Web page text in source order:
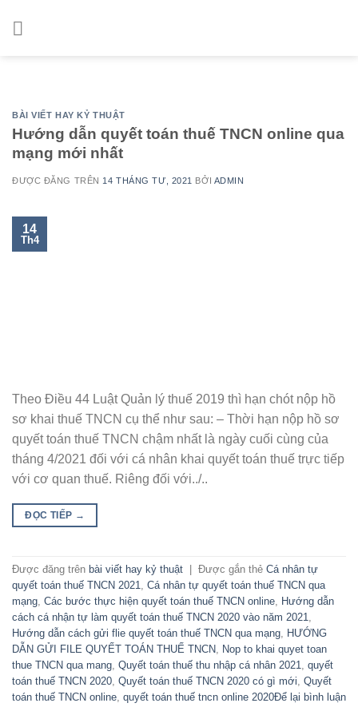
BÀI VIẾT HAY KỶ THUẬT
Hướng dẫn quyết toán thuế TNCN online qua
mạng mới nhất
ĐƯỢC ĐĂNG TRÊN 14 THÁNG TƯ, 2021 BỞI ADMIN
14
Th4
Theo Điều 44 Luật Quản lý thuế 2019 thì hạn chót nộp hồ
sơ khai thuế TNCN cụ thể như sau: – Thời hạn nộp hồ sơ
quyết toán thuế TNCN chậm nhất là ngày cuối cùng của
tháng 4/2021 đối với cá nhân khai quyết toán thuế trực tiếp
với cơ quan thuế. Riêng đối với../..
ĐỌC TIẾP →
Được đăng trên bài viết hay kỷ thuật Được gắn thẻ Cá nhân tự
quyết toán thuế TNCN 2021
Cá nhân tự quyết toán thuế TNCN qua
mạng Các bước thực hiện quyết toán thuế TNCN online
Hướng dẫn
cách cá nhận tự làm quyết toán thuế TNCN 2020 vào năm 2021
Hướng dẫn cách gửi flie quyết toán thuế TNCN qua mạng
HƯỚNG
DẪN GỬI FILE QUYẾT TOÁN THUẾ TNCN
Nop to khai quyet toan
thue TNCN qua mang Quyết toán thuế thu nhập cá nhân 2021
quyết
toán thuế TNCN 2020 Quyết toán thuế TNCN 2020 có gì mới Quyết
toán thuế TNCN online quyết toán thuế tncn online 2020Để lại bình luận